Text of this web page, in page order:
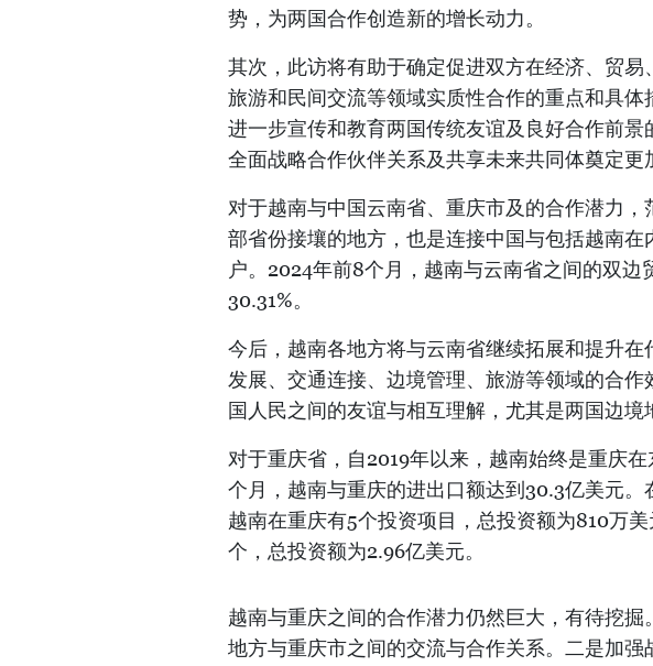
势，为两国合作创造新的增长动力。
其次，此访将有助于确定促进双方在经济、贸易
旅游和民间交流等领域实质性合作的重点和具
进一步宣传和教育两国传统友谊及良好合作前
全面战略合作伙伴关系及共享未来共同体奠定更
对于越南与中国云南省、重庆市及的合作潜力
部省份接壤的地方，也是连接中国与包括越南
户。2024年前8个月，越南与云南省之间的双
30.31%。
今后，越南各地方将与云南省继续拓展和提升
发展、交通连接、边境管理、旅游等领域的合
国人民之间的友谊与相互理解，尤其是两国边境
对于重庆省，自2019年以来，越南始终是重庆
个月，越南与重庆的进出口额达到30.3亿美元。
越南在重庆有5个投资项目，总投资额为810万
个，总投资额为2.96亿美元。
越南与重庆之间的合作潜力仍然巨大，有待挖
地方与重庆市之间的交流与合作关系。二是加